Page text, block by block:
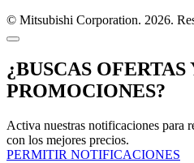
© Mitsubishi Corporation. 2026.
¿BUSCAS OFERTAS
PROMOCIONES?
Activa nuestras notificaciones para
con los mejores precios.
PERMITIR NOTIFICACIONES